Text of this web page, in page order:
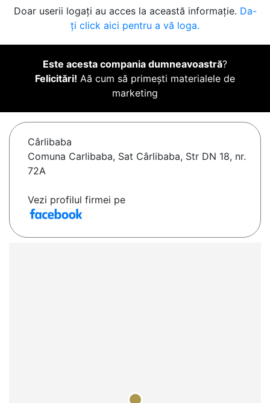
Doar userii logați au acces la această informație. Da-
ți click aici pentru a vă loga.
Este acesta compania dumneavoastră?
Felicitări! Aă cum să primești materialele de
marketing
Cârlibaba
Comuna Carlibaba, Sat Cârlibaba, Str DN 18, nr.
72A
Vezi profilul firmei pe